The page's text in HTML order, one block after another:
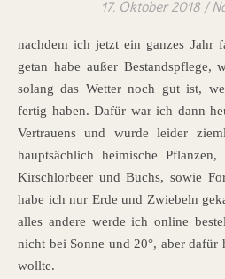
17. Oktober 2018 /
nachdem ich jetzt ein ganzes Jahr fast nichts im (alten) Garten
getan habe außer Bestandspflege,
solang das Wetter noch gut ist,
fertig haben. Dafür war ich dann
Vertrauens und wurde leider
hauptsächlich heimische
Kirschlorbeer und Buchs, sowie
habe ich nur Erde und Zwiebeln
alles andere werde ich online
nicht bei Sonne und 20°, aber dafür
wollte.